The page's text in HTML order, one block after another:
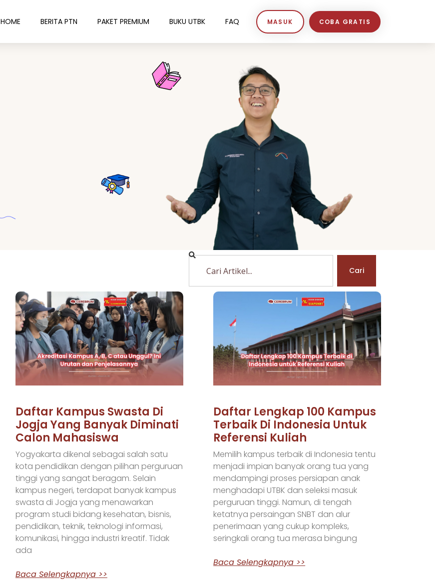
HOME BERITA PTN PAKET PREMIUM BUKU UTBK FAQ MASUK COBA GRATIS
Cari
Daftar Kampus Swasta Di
Jogja Yang Banyak Diminati
Calon Mahasiswa
Yogyakarta dikenal sebagai salah satu
kota pendidikan dengan pilihan perguruan
tinggi yang sangat beragam. Selain
kampus negeri, terdapat banyak kampus
swasta di Jogja yang menawarkan
program studi bidang kesehatan, bisnis,
pendidikan, teknik, teknologi informasi,
komunikasi, hingga industri kreatif. Tidak
ada
Baca Selengkapnya >>
Daftar Lengkap 100 Kampus
Terbaik Di Indonesia Untuk
Referensi Kuliah
Memilih kampus terbaik di Indonesia tentu
menjadi impian banyak orang tua yang
mendampingi proses persiapan anak
menghadapi UTBK dan seleksi masuk
perguruan tinggi. Namun, di tengah
ketatnya persaingan SNBT dan alur
penerimaan yang cukup kompleks,
seringkali orang tua merasa bingung
Baca Selengkapnya >>